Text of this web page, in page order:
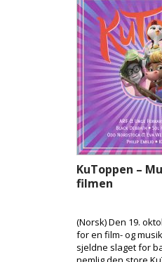
KuToppen –
filmen
(Norsk) Den 19.
for en film- og
sjeldne slaget for